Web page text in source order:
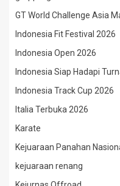
GT World Challenge Asia
Indonesia Fit Festival 2026
Indonesia Open 2026
Indonesia Siap Hadapi
Indonesia Track Cup 2026
Italia Terbuka 2026
Karate
Kejuaraan Panahan
kejuaraan renang